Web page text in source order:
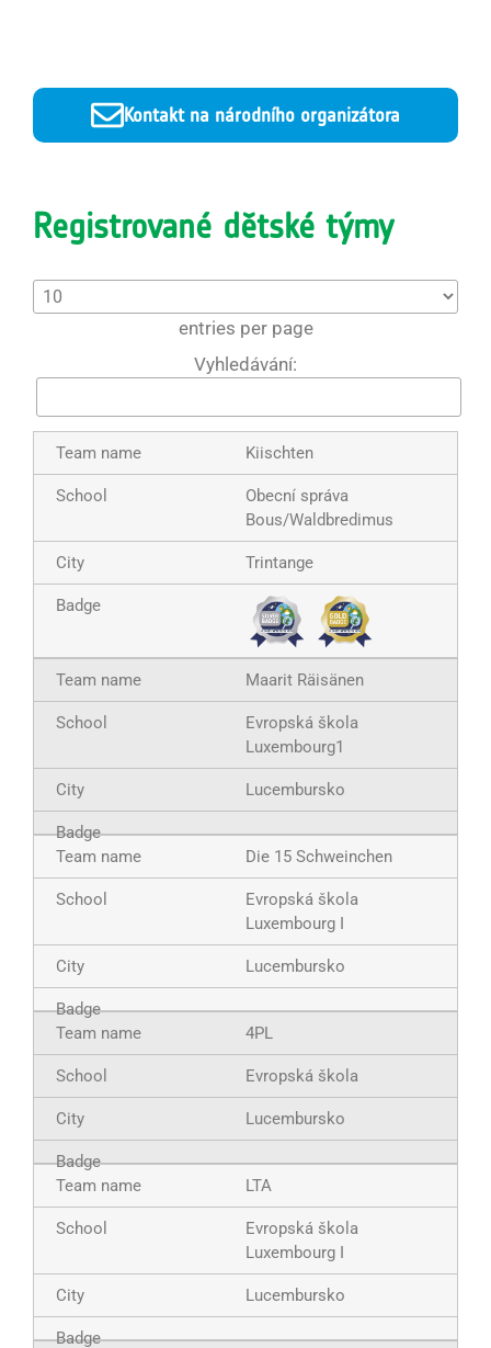
Kontakt na národního organizátora
Registrované dětské týmy
entries per page
Vyhledávání:
Kiischten
Obecní správa
Bous/Waldbredimus
Trintange
Maarit Räisänen
Evropská škola
Luxembourg1
Lucembursko
Die 15 Schweinchen
Evropská škola
Luxembourg I
Lucembursko
4PL
Evropská škola
Lucembursko
LTA
Evropská škola
Luxembourg I
Lucembursko